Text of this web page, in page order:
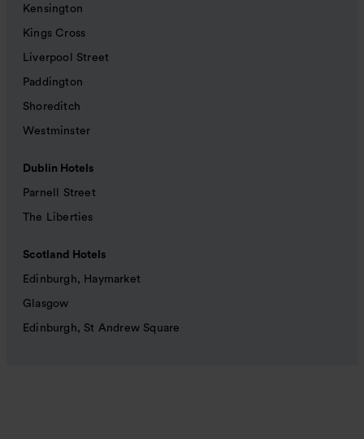
Kensington
Kings Cross
Liverpool Street
Paddington
Shoreditch
Westminster
Dublin Hotels
Parnell Street
The Liberties
Scotland Hotels
Edinburgh, Haymarket
Glasgow
Edinburgh, St Andrew Square